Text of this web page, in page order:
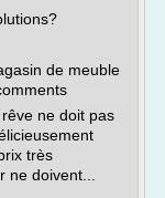
de meuble
ne doit pas
très
doivent...